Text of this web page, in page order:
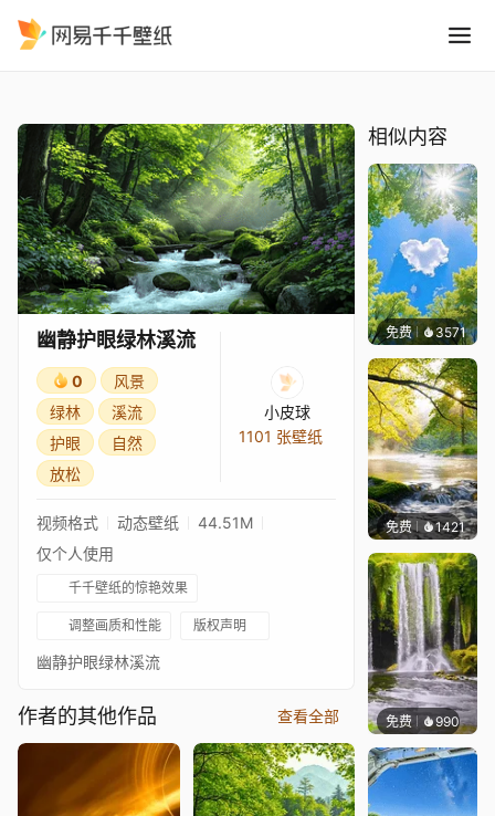
幽静护眼绿林溪流
0
风景
绿林
溪流
护眼
自然
放松
小皮球
1101 张壁纸
视频格式 动态壁纸
44.51M
仅个人使用
千千壁纸的惊艳效果
调整画质和性能 版权声明
幽静护眼绿林溪流
作者的其他作品 查看全部
相似内容
免费 3571豆子
免费 1421小皮球
免费 990小皮球